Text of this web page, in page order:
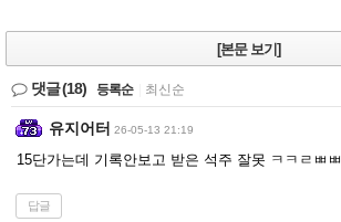
[본문 보기]
댓글(18) 등록순 최신순
유지어터 26-05-13 21:19
15단가는데 기록안보고 받은 석주 잘못 ㅋㅋㄹㅃㅃ
답글